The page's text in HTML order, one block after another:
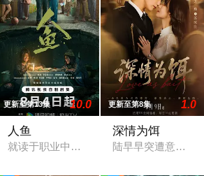
行推广、使用由“中国准备银行”发行的伪
更新至第13集 10.0
人鱼
就读于职业中学培训部的花季女生苏琳（
更新至第8集 1.0
深情为饵
陆早早突遭意外，